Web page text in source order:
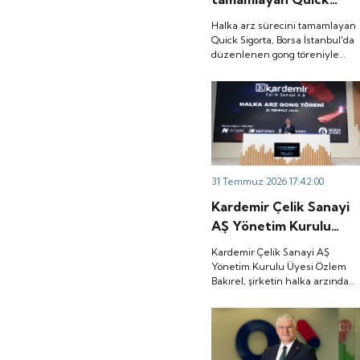
Sigorta, Borsa
İstanbul'da düzenlenen
gong töreniyle 'QUICK'
başladı.
Halka arz sürecini tamamlayan
Quick Sigorta, Borsa İstanbul'da
düzenlenen gong töreniyle
başladı.
31 Temmuz 2026 17:42:00
Kardemir Çelik Sanayi
AŞ Yönetim Kurulu
Üyesi Özlem Bakırel,
şirketin halka arzından
elde edilecek kaynağın
sermayesi ile ham
madde tedarikinin
Kardemir Çelik Sanayi AŞ
Yönetim Kurulu Üyesi Özlem
Bakırel, şirketin halka arzından
90'ını işletme sermayesi ile ham
madde tedarikinin
finansmanında kullanacaklarını
belirtti.